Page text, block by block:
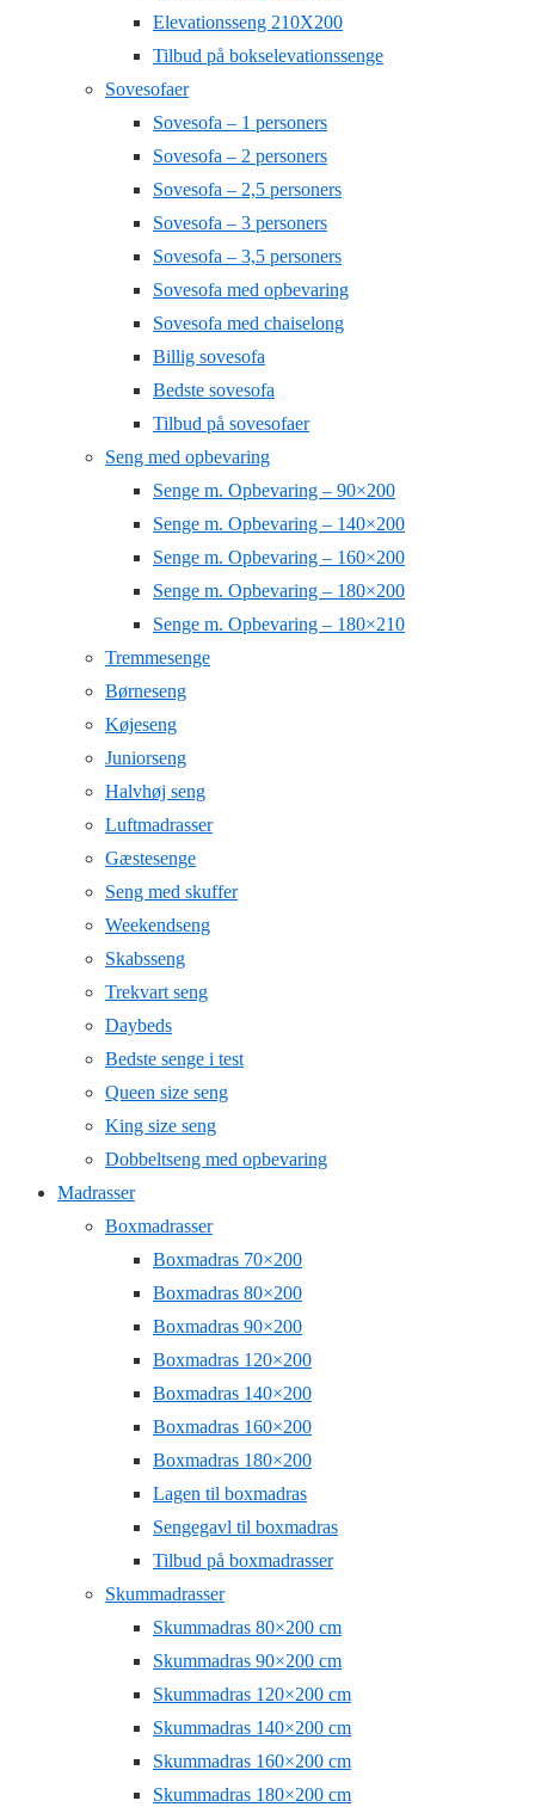
Elevationsseng 210X200
Tilbud på bokselevationssenge
Sovesofaer
Sovesofa – 1 personers
Sovesofa – 2 personers
Sovesofa – 2,5 personers
Sovesofa – 3 personers
Sovesofa – 3,5 personers
Sovesofa med opbevaring
Sovesofa med chaiselong
Billig sovesofa
Bedste sovesofa
Tilbud på sovesofaer
Seng med opbevaring
Senge m. Opbevaring – 90×200
Senge m. Opbevaring – 140×200
Senge m. Opbevaring – 160×200
Senge m. Opbevaring – 180×200
Senge m. Opbevaring – 180×210
Tremmesenge
Børneseng
Køjeseng
Juniorseng
Halvhøj seng
Luftmadrasser
Gæstesenge
Seng med skuffer
Weekendseng
Skabsseng
Trekvart seng
Daybeds
Bedste senge i test
Queen size seng
King size seng
Dobbeltseng med opbevaring
Madrasser
Boxmadrasser
Boxmadras 70×200
Boxmadras 80×200
Boxmadras 90×200
Boxmadras 120×200
Boxmadras 140×200
Boxmadras 160×200
Boxmadras 180×200
Lagen til boxmadras
Sengegavl til boxmadras
Tilbud på boxmadrasser
Skummadrasser
Skummadras 80×200 cm
Skummadras 90×200 cm
Skummadras 120×200 cm
Skummadras 140×200 cm
Skummadras 160×200 cm
Skummadras 180×200 cm